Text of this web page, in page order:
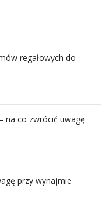
regałowych do
na co zwrócić uwagę
przy wynajmie